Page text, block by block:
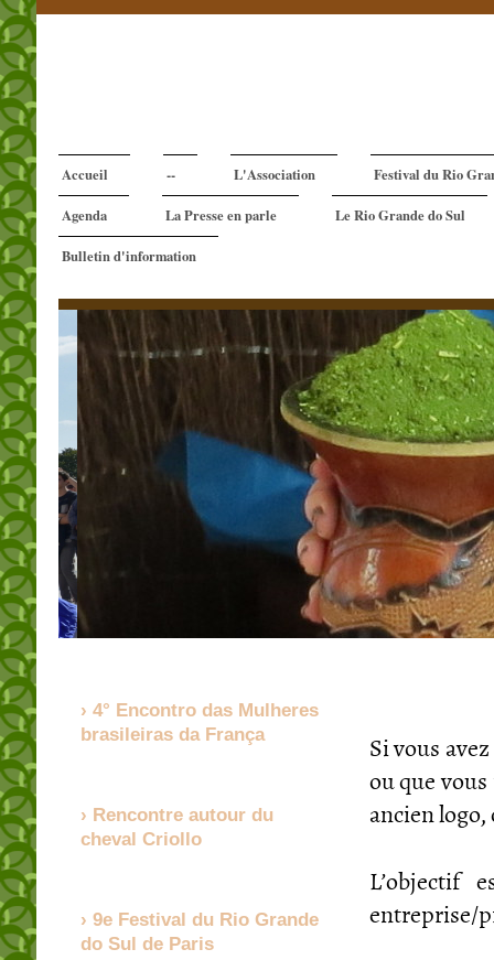
Accueil -- L'Association Festival du Rio
Agenda La Presse en parle Le Rio Grande do Sul
Bulletin d'information
Si vous
ou que
ancien
L’objectif
entreprise/
4° Encontro das Mulheres
brasileiras da França
Rencontre autour du
cheval Criollo
9e Festival du Rio Grande
do Sul de Paris